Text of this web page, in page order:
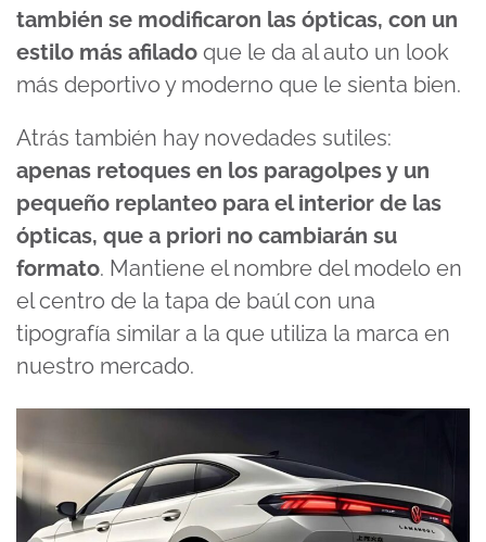
también se modificaron las ópticas, con un
estilo más afilado que le da al auto un look
más deportivo y moderno que le sienta bien.
Atrás también hay novedades sutiles:
apenas retoques en los paragolpes y un
pequeño replanteo para el interior de las
ópticas, que a priori no cambiarán su
formato. Mantiene el nombre del modelo en
el centro de la tapa de baúl con una
tipografía similar a la que utiliza la marca en
nuestro mercado.